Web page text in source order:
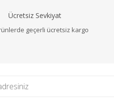
Ücretsiz Sevkiyat
geçerli ücretsiz kargo